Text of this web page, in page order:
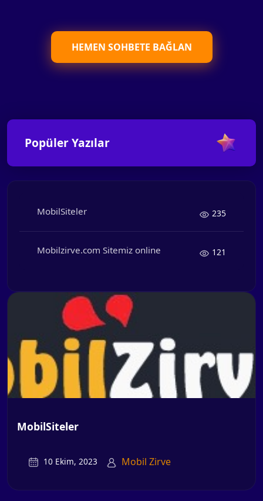
HEMEN SOHBETE BAĞLAN
Popüler Yazılar
MobilSiteler 235
Mobilzirve.com Sitemiz online 121
MobilSiteler
10 Ekim, 2023 Mobil Zirve